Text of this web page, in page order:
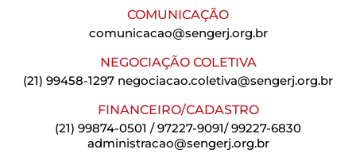
COMUNICAÇÃO
comunicacao@sengerj.org.br
NEGOCIAÇÃO COLETIVA
(21) 99458-1297 negociacao.coletiva@sengerj.org.br
FINANCEIRO/CADASTRO
(21) 99874-0501 / 97227-9091/ 99227-6830
administracao@sengerj.org.br